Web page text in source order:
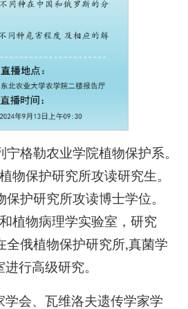
宁格勒农业学院植物保护系。
物保护研究所攻读研究生。
保护研究所攻读博士学位。
植物病理学实验室，研究
全俄植物保护研究所,真菌学
行高级研究。
学会、瓦维洛夫遗传学家学